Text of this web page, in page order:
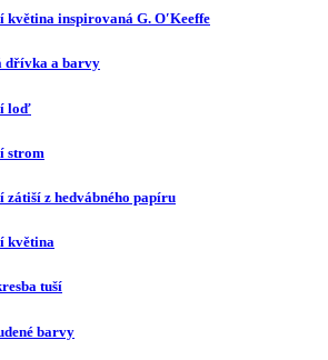
květina inspirovaná G. O′Keeffe
dřívka a barvy
loď
strom
zátiší z hedvábného papíru
květina
tuší
barvy